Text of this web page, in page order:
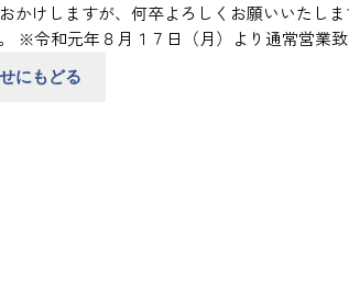
けしますが、何卒よろしくお願いいたしま
令和元年８月１７日（月）より通常営業致
にもどる